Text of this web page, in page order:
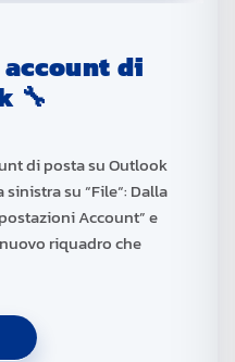
di
🔧
di posta su Outlook
su “File“: Dalla
Account” e
riquadro che